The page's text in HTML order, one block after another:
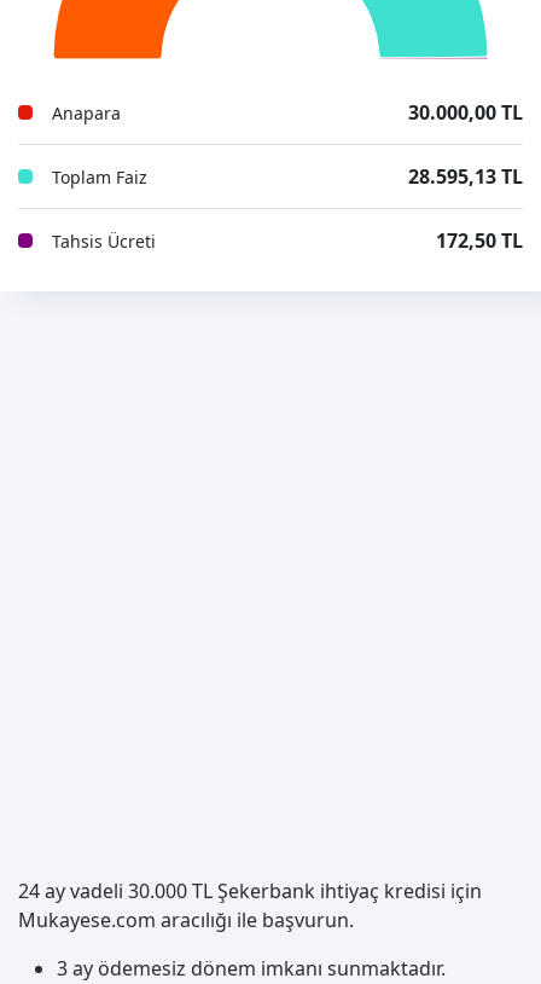
Anapara 30.000,00 TL
Toplam Faiz 28.595,13 TL
Tahsis Ücreti 172,50 TL
24 ay vadeli 30.000 TL Şekerbank ihtiyaç kredisi için
Mukayese.com aracılığı ile başvurun.
3 ay ödemesiz dönem imkanı sunmaktadır.